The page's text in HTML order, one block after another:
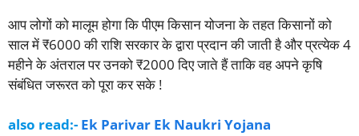
आप लोगों को मालूम होगा कि पीएम किसान योजना के तहत किसानों को
साल में ₹6000 की राशि सरकार के द्वारा प्रदान की जाती है और प्रत्येक 4
महीने के अंतराल पर उनको ₹2000 दिए जाते हैं ताकि वह अपने कृषि
संबंधित जरूरत को पूरा कर सके !
also read:- Ek Parivar Ek Naukri Yojana